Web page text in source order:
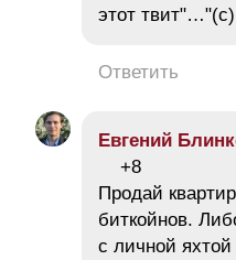
этот твит"…"(с)
Ответить
Евгений
+8
Продай
биткойнов.
с личной